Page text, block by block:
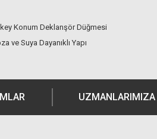
Konum Deklanşör Düğmesi
ve Suya Dayanıklı Yapı
UZMANLARIMIZA